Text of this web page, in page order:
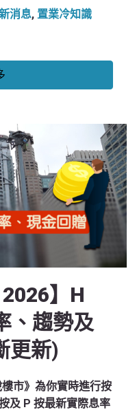
消息, 置業冷知識
2026】H
、趨勢及
更新)
市》為你實時進行按
及 P 按最新實際息率